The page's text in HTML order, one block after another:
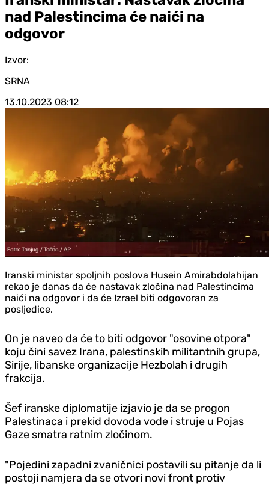
nad Palestincima će naići na
odgovor
Izvor:
SRNA
13.10.2023 08:12
Iranski ministar spoljnih poslova Husein Amirabdolahijan
rekao je danas da će nastavak zločina nad Palestincima
naići na odgovor i da će Izrael biti odgovoran za
posljedice.
On je naveo da će to biti odgovor "osovine otpora"
koju čini savez Irana, palestinskih militantnih grupa,
Sirije, libanske organizacije Hezbolah i drugih
frakcija.
Šef iranske diplomatije izjavio je da se progon
Palestinaca i prekid dovoda vode i struje u Pojas
Gaze smatra ratnim zločinom.
"Pojedini zapadni zvaničnici postavili su pitanje da li
postoji namjera da se otvori novi front protiv